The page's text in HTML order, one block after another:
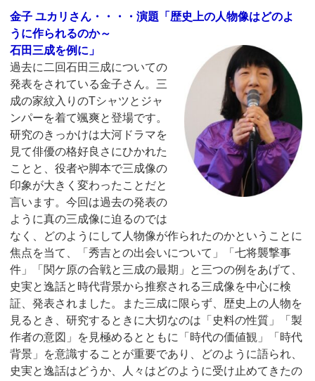
金子 ユカリさん・・・・演題「歴史上の人物像はどのよ
うに作られるのか～
石田三成を例に」
過去に二回石田三成についての
発表をされている金子さん。三
成の家紋入りのTシャツとジャ
ンパーを着て颯爽と登場です。
研究のきっかけは大河ドラマを
見て俳優の格好良さにひかれた
ことと、役者や脚本で三成像の
印象が大きく変わったことだと
言います。今回は過去の発表の
ように真の三成像に迫るのでは
なく、どのようにして人物像が作られたのかということに
焦点を当て、「秀吉との出会いについて」「七将襲撃事
件」「関ケ原の合戦と三成の最期」と三つの例をあげて、
史実と逸話と時代背景から推察される三成像を中心に検
証、発表されました。また三成に限らず、歴史上の人物を
見るとき、研究するときに大切なのは「史料の性質」「製
作者の意図」を見極めるとともに「時代の価値観」「時代
背景」を意識することが重要であり、どのように語られ、
史実と逸話はどうか、人々はどのように受け止めてきたの